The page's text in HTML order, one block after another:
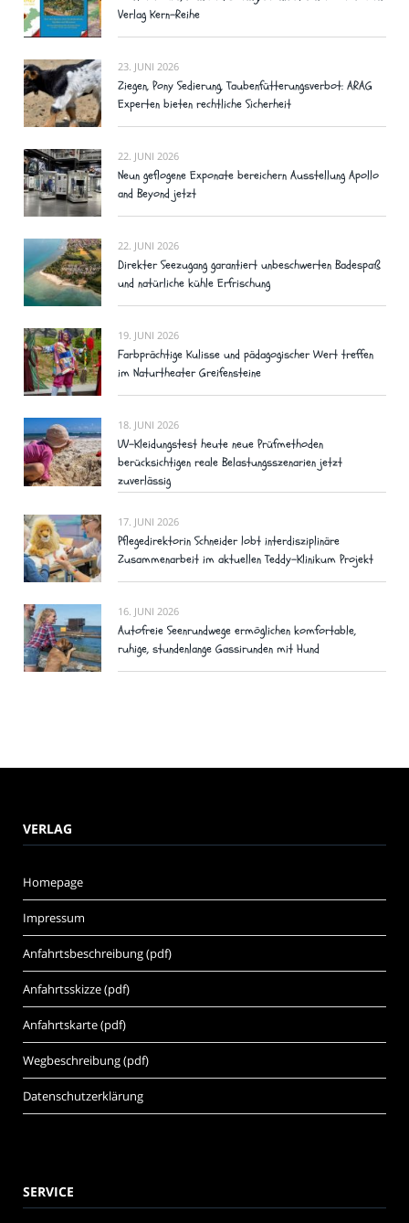
Verlag Kern-Reihe
23. JUNI 2026
Ziegen, Pony Sedierung, Taubenfütterungsverbot: ARAG
Experten bieten rechtliche Sicherheit
22. JUNI 2026
Neun geflogene Exponate bereichern Ausstellung Apollo
and Beyond jetzt
22. JUNI 2026
Direkter Seezugang garantiert unbeschwerten Badespaß
und natürliche kühle Erfrischung
19. JUNI 2026
Farbprächtige Kulisse und pädagogischer Wert treffen
im Naturtheater Greifensteine
18. JUNI 2026
UV-Kleidungstest heute neue Prüfmethoden
berücksichtigen reale Belastungsszenarien jetzt
zuverlässig
17. JUNI 2026
Pflegedirektorin Schneider lobt interdisziplinäre
Zusammenarbeit im aktuellen Teddy-Klinikum Projekt
16. JUNI 2026
Autofreie Seenrundwege ermöglichen komfortable,
ruhige, stundenlange Gassirunden mit Hund
VERLAG
Homepage
Impressum
Anfahrtsbeschreibung (pdf)
Anfahrtsskizze (pdf)
Anfahrtskarte (pdf)
Wegbeschreibung (pdf)
Datenschutzerklärung
SERVICE